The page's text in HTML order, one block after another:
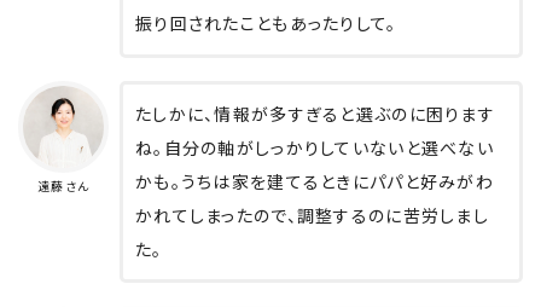
振り回されたこともあったりして。
遠藤さん
たしかに、情報が多すぎると選ぶのに困ります
ね。自分の軸がしっかりしていないと選べない
かも。うちは家を建てるときにパパと好みがわ
かれてしまったので、調整するのに苦労しまし
た。